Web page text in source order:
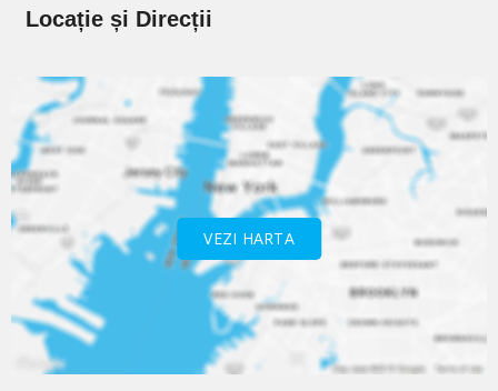
Locație și Direcții
VEZI HARTA